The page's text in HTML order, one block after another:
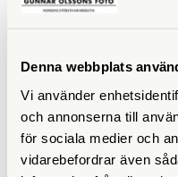
Denna webbplats
Vi använder
och annonserna till
för sociala medier och
vidarebefordrar även
Kodak
Kodak Professional D-76
Film Developer Powder To
Make 1L
Finns i lager